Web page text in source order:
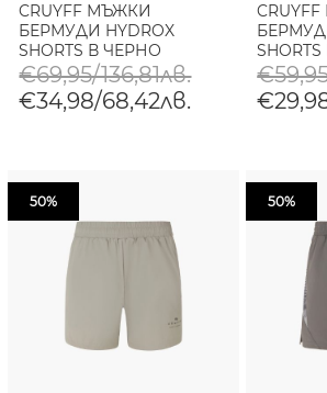
CRUYFF МЪЖКИ
БЕРМУДИ HYDROX
SHORTS В ЧЕРНО
€69,95/136,81лв.
€34,98/68,42лв.
50% 50%